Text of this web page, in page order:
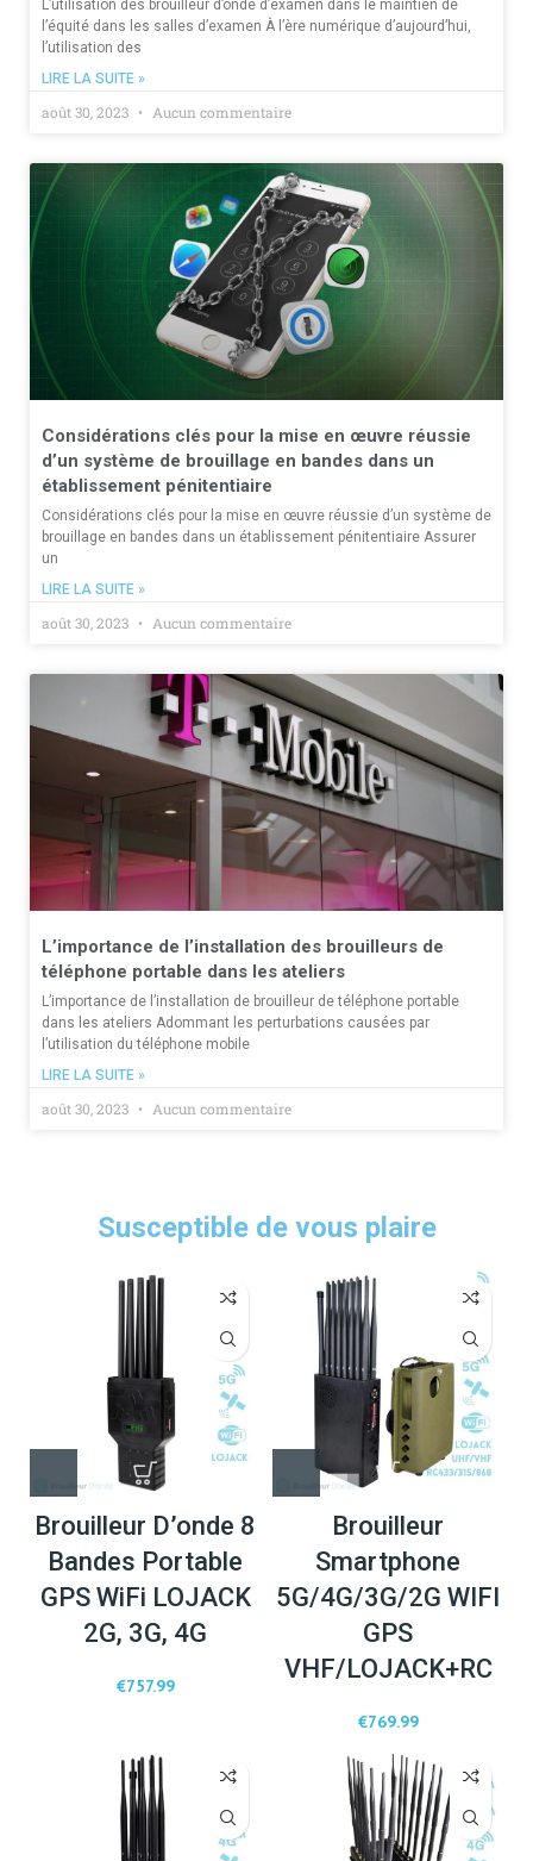
L’utilisation des brouilleur d’onde d’examen dans le maintien de
l’équité dans les salles d’examen À l’ère numérique d’aujourd’hui,
l’utilisation des
LIRE LA SUITE »
août 30, 2023 Aucun commentaire
Considérations clés pour la mise en œuvre réussie
d’un système de brouillage en bandes dans un
établissement pénitentiaire
Considérations clés pour la mise en œuvre réussie d’un système de
brouillage en bandes dans un établissement pénitentiaire Assurer
un
LIRE LA SUITE »
août 30, 2023 Aucun commentaire
L’importance de l’installation des brouilleurs de
téléphone portable dans les ateliers
L’importance de l’installation de brouilleur de téléphone portable
dans les ateliers Adommant les perturbations causées par
l’utilisation du téléphone mobile
LIRE LA SUITE »
août 30, 2023 Aucun commentaire
Susceptible de vous plaire
Brouilleur D’onde 8
Bandes Portable
GPS WiFi LOJACK
2G, 3G, 4G
€757.99
Brouilleur
Smartphone
5G/4G/3G/2G WIFI
GPS
VHF/LOJACK+RC
€769.99